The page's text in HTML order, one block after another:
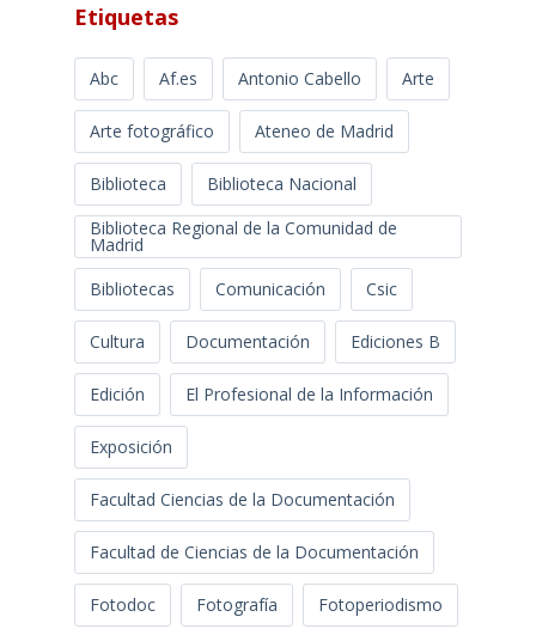
Etiquetas
Abc Af.es Antonio Cabello Arte
Arte fotográfico Ateneo de Madrid
Biblioteca
Biblioteca Nacional
Biblioteca Regional de la Comunidad de
Madrid
Bibliotecas
Comunicación Csic
Cultura Documentación Ediciones B
Edición El Profesional de la Información
Exposición
Facultad Ciencias de la Documentación
Facultad de Ciencias de la Documentación
Fotodoc Fotografía Fotoperiodismo